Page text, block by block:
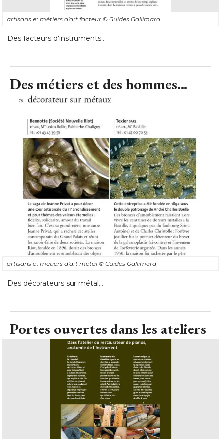
artisans et métiers d'art facteur © Guides Gallimard
Des facteurs d'instruments...
Des métiers et des hommes...
artisans et metiers d'art metal © Guides Gallimard
Des décorateurs sur métal...
Portes ouvertes dans les ateliers